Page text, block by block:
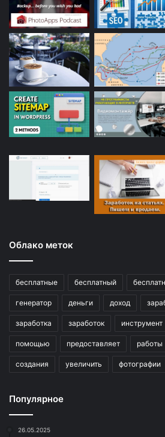
Облако меток
бесплатные бесплатный
генератор деньги доход
заработка заработок инструмент
помощью предоставляет работы
создания увеличить фотографии
Популярное
26.05.2025